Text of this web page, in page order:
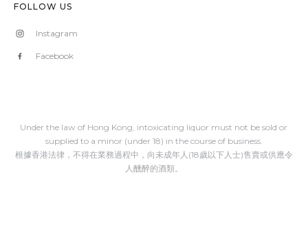
FOLLOW US
Instagram
Facebook
Under the law of Hong Kong, intoxicating liquor must not be sold or
supplied to a minor (under 18) in the course of business.
根據香港法律，不得在業務過程中，向未成年人(18歲以下人士)售賣或供應令
人醺醉的酒類。